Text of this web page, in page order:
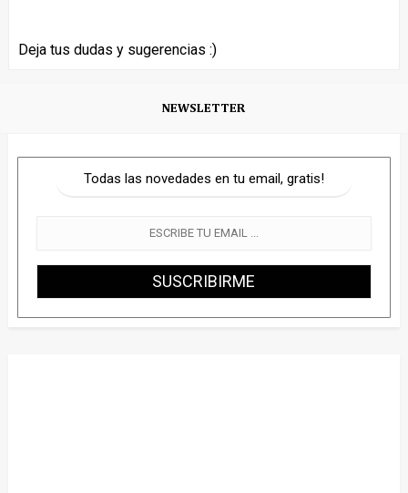
Deja tus dudas y sugerencias :)
NEWSLETTER
Todas las novedades en tu email, gratis!